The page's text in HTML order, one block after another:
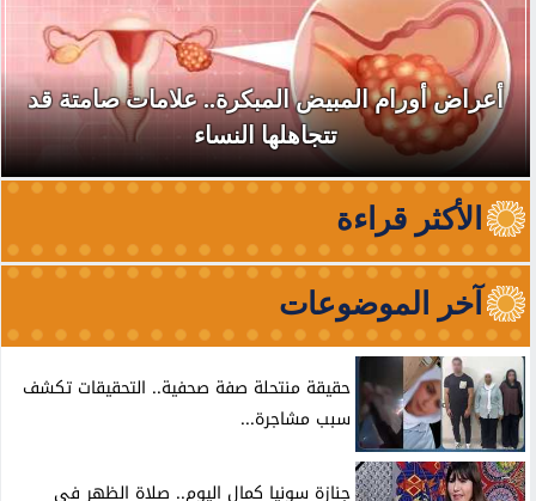
أعراض أورام المبيض المبكرة.. علامات صامتة قد
تتجاهلها النساء
الأكثر قراءة
آخر الموضوعات
حقيقة منتحلة صفة صحفية.. التحقيقات تكشف
سبب مشاجرة...
جنازة سونيا كمال اليوم.. صلاة الظهر في